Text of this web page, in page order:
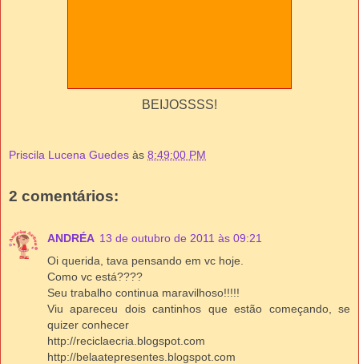
BEIJOSSSS!
Priscila Lucena Guedes às 8:49:00 PM
2 comentários:
ANDRÉA 13 de outubro de 2011 às 09:21
Oi querida, tava pensando em vc hoje.
Como vc está????
Seu trabalho continua maravilhoso!!!!!
Viu apareceu dois cantinhos que estão começando, se
quizer conhecer
http://reciclaecria.blogspot.com
http://belaatepresentes.blogspot.com